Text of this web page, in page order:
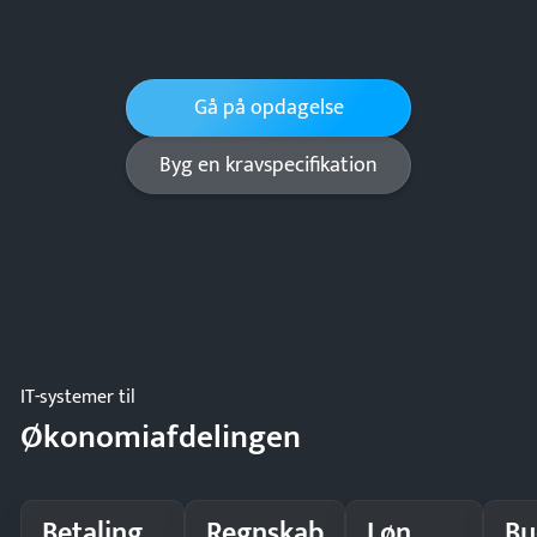
Gå på opdagelse
Byg en kravspecifikation
IT-systemer til
Økonomiafdelingen